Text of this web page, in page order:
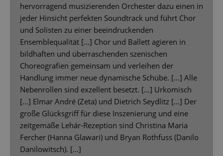
hervorragend musizierenden Orchester dazu einen in
jeder Hinsicht perfekten Soundtrack und führt Chor
und Solisten zu einer beeindruckenden
Ensemblequalität […] Chor und Ballett agieren in
bildhaften und überraschenden szenischen
Choreografien gemeinsam und verleihen der
Handlung immer neue dynamische Schübe. […] Alle
Nebenrollen sind exzellent besetzt. […] Urkomisch
[…] Elmar André (Zeta) und Dietrich Seydlitz […] Der
große Glücksgriff für diese Inszenierung und eine
zeitgemäße Lehár-Rezeption sind Christina Maria
Fercher (Hanna Glawari) und Bryan Rothfuss (Danilo
Danilowitsch). […]